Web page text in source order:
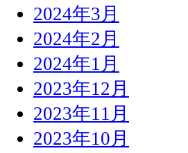
2024年3月
2024年2月
2024年1月
2023年12月
2023年11月
2023年10月